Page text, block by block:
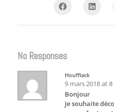
No Responses
Houfflack
9 mars 2018 at
Bonjour
Je souhaite